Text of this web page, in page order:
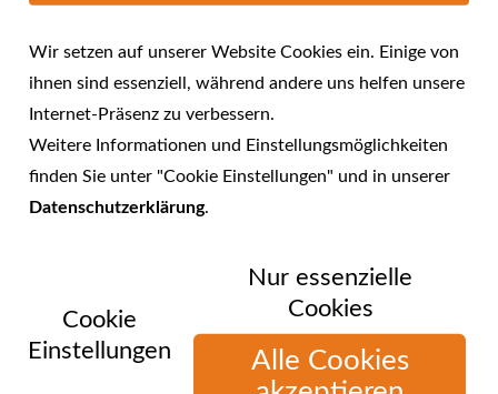
Wir setzen auf unserer Website Cookies ein. Einige von
ihnen sind essenziell, während andere uns helfen unsere
Internet-Präsenz zu verbessern.
Weitere Informationen und Einstellungsmöglichkeiten
finden Sie unter "Cookie Einstellungen" und in unserer
Datenschutzerklärung.
Cookie
Einstellungen
Nur essenzielle
Cookies
Alle Cookies